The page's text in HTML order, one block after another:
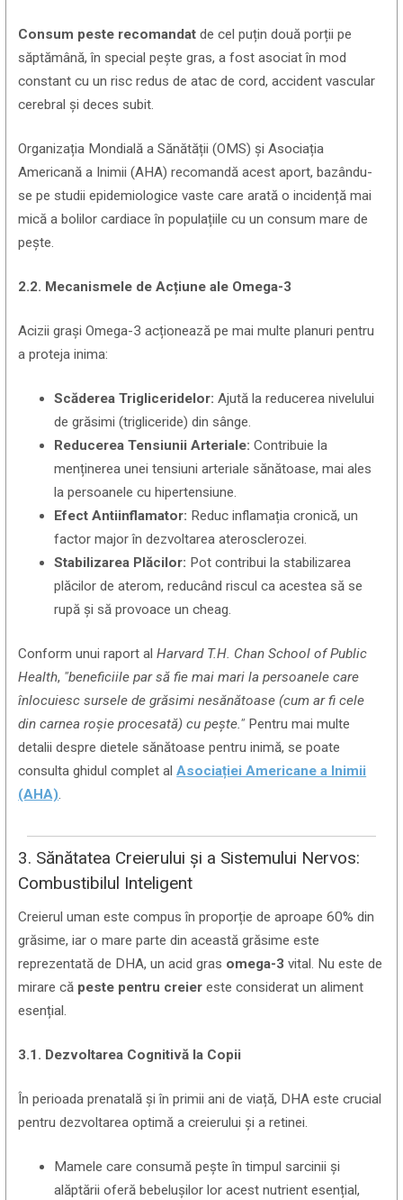
Consum peste recomandat de cel puțin două porții pe
săptămână, în special pește gras, a fost asociat în mod
constant cu un risc redus de atac de cord, accident vascular
cerebral și deces subit.
Organizația Mondială a Sănătății (OMS) și Asociația
Americană a Inimii (AHA) recomandă acest aport, bazându-
se pe studii epidemiologice vaste care arată o incidență mai
mică a bolilor cardiace în populațiile cu un consum mare de
pește.
2.2. Mecanismele de Acțiune ale Omega-3
Acizii grași Omega-3 acționează pe mai multe planuri pentru
a proteja inima:
Scăderea Trigliceridelor: Ajută la reducerea nivelului
de grăsimi (trigliceride) din sânge.
Reducerea Tensiunii Arteriale: Contribuie la
menținerea unei tensiuni arteriale sănătoase, mai ales
la persoanele cu hipertensiune.
Efect Antiinflamator: Reduc inflamația cronică, un
factor major în dezvoltarea aterosclerozei.
Stabilizarea Plăcilor: Pot contribui la stabilizarea
plăcilor de aterom, reducând riscul ca acestea să se
rupă și să provoace un cheag.
Conform unui raport alHarvard T.H. Chan School of Public
Health, "beneficiile par să fie mai mari la persoanele care
înlocuiesc sursele de grăsimi nesănătoase (cum ar fi cele
din carnea roșie procesată) cu pește." Pentru mai multe
detalii despre dietele sănătoase pentru inimă, se poate
consulta ghidul complet alAsociației Americane a Inimii
(AHA).
3. Sănătatea Creierului și a Sistemului Nervos:
Combustibilul Inteligent
Creierul uman este compus în proporție de aproape 60% din
grăsime, iar o mare parte din această grăsime este
reprezentată de DHA, un acid gras omega-3 vital. Nu este de
mirare că peste pentru creier este considerat un aliment
esențial.
3.1. Dezvoltarea Cognitivă la Copii
În perioada prenatală și în primii ani de viață, DHA este crucial
pentru dezvoltarea optimă a creierului și a retinei.
Mamele care consumă pește în timpul sarcinii și
alăptării oferă bebelușilor lor acest nutrient esențial,